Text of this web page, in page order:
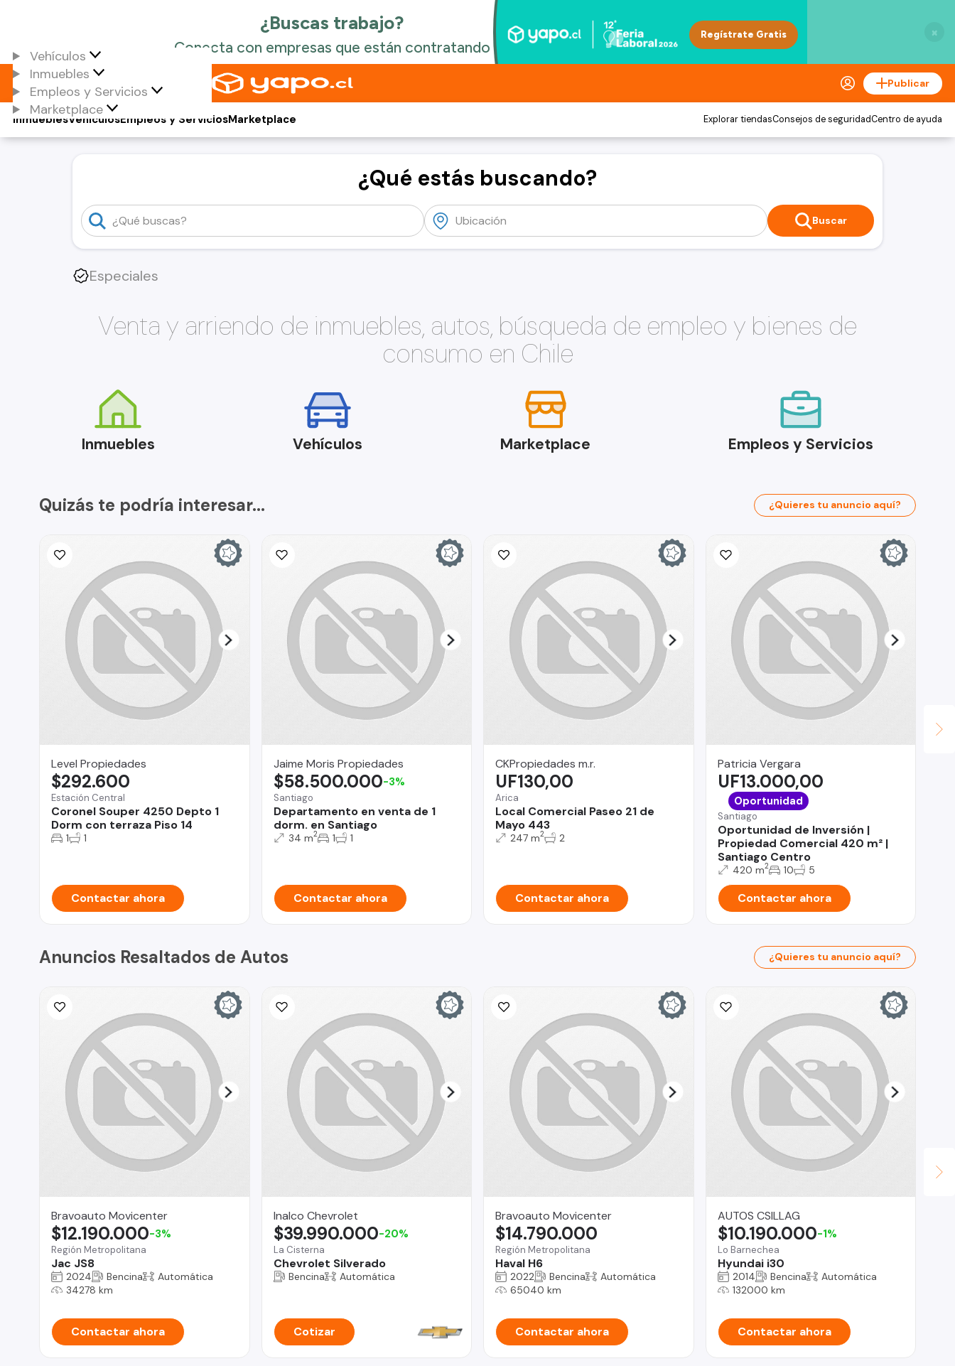
×
Vehículos
Inmuebles
Empleos y Servicios
Marketplace
Publicar
Vehículos
Inmuebles Empleos y ServiciosMarketplace Explorar tiendasConsejos de seguridadCentro de ayuda
¿Qué estás buscando?
Buscar
Especiales
Venta y arriendo de inmuebles, autos, búsqueda de empleo y bienes de
consumo en Chile
Inmuebles Vehículos Marketplace Empleos y Servicios
Quizás te podría interesar... ¿Quieres tu anuncio aquí?
Level Propiedades
Estación Central
Coronel Souper 4250 Depto 1
Dorm con terraza Piso 14
$292.600
1 1
Contactar ahora
Jaime Moris Propiedades
Santiago
Departamento en venta de 1
dorm. en Santiago
$58.500.000-3%
34 m2 1 1
Contactar ahora
CKPropiedades m.r.
Arica
Local Comercial Paseo 21 de
Mayo 443
UF130,00
247 m2 2
Contactar ahora
Patricia Vergara
Santiago
Oportunidad de Inversión |
Propiedad Comercial 420 m² |
Santiago Centro
UF13.000,00
Oportunidad
420 m2 10 5
Contactar ahora
Anuncios Resaltados de Autos ¿Quieres tu anuncio aquí?
Bravoauto Movicenter
Región Metropolitana
Jac JS8
$12.190.000-3%
2024 Bencina
Automática
34278 km
Contactar ahora
Inalco Chevrolet
La Cisterna
Chevrolet Silverado
$39.990.000-20%
Bencina Automática
Cotizar
Bravoauto Movicenter
Región Metropolitana
Haval H6
$14.790.000
2022 Bencina
Automática
65040 km
Contactar ahora
AUTOS CSILLAG
Lo Barnechea
Hyundai i30
$10.190.000-1%
2014 Bencina
Automática
132000 km
Contactar ahora